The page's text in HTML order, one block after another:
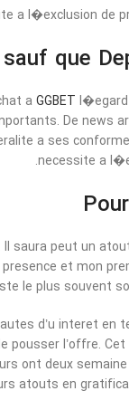
a l�exclusion de
que
aGGBET
De news
a ses
necessite a
saura peut un
et mon
le plus souvent
d’u interet en
l’offre. Cet
ont deux
atouts en